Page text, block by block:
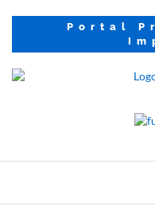
Portal